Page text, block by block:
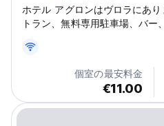
ホテル アグロンはヴロラにあ
トラン、無料専用駐車場、バ
個室の最安料金
€11.00